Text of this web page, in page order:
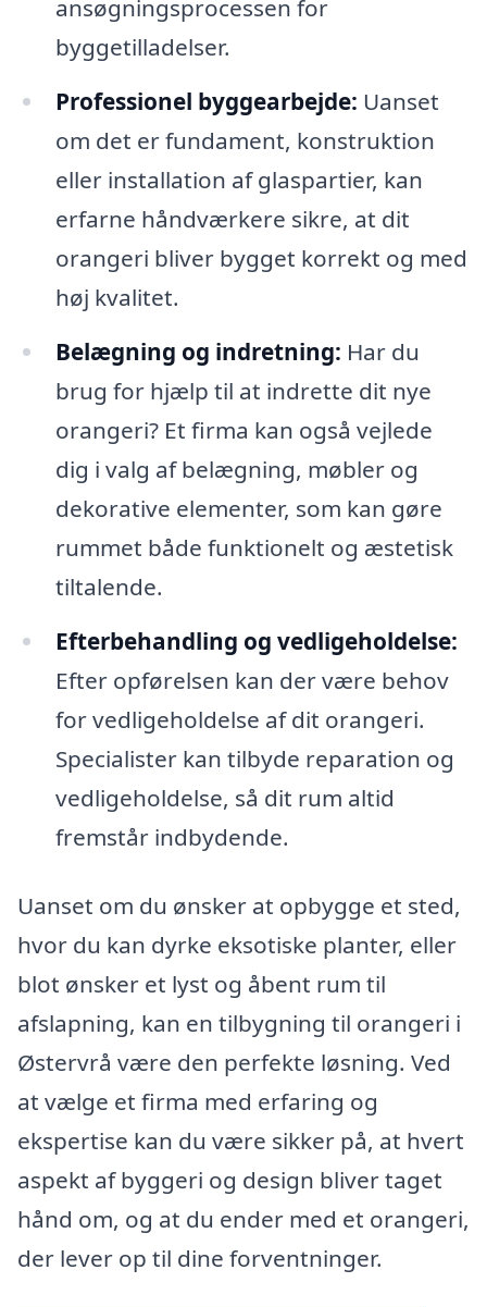
ansøgningsprocessen for
byggetilladelser.
Professionel byggearbejde: Uanset
om det er fundament, konstruktion
eller installation af glaspartier, kan
erfarne håndværkere sikre, at dit
orangeri bliver bygget korrekt og med
høj kvalitet.
Belægning og indretning: Har du
brug for hjælp til at indrette dit nye
orangeri? Et firma kan også vejlede
dig i valg af belægning, møbler og
dekorative elementer, som kan gøre
rummet både funktionelt og æstetisk
tiltalende.
Efterbehandling og vedligeholdelse:
Efter opførelsen kan der være behov
for vedligeholdelse af dit orangeri.
Specialister kan tilbyde reparation og
vedligeholdelse, så dit rum altid
fremstår indbydende.
Uanset om du ønsker at opbygge et sted,
hvor du kan dyrke eksotiske planter, eller
blot ønsker et lyst og åbent rum til
afslapning, kan en tilbygning til orangeri i
Østervrå være den perfekte løsning. Ved
at vælge et firma med erfaring og
ekspertise kan du være sikker på, at hvert
aspekt af byggeri og design bliver taget
hånd om, og at du ender med et orangeri,
der lever op til dine forventninger.